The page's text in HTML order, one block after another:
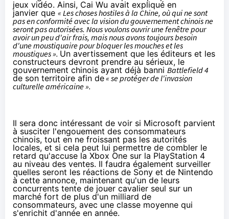
jeux vidéo. Ainsi, Cai Wu avait expliqué en
janvier que « Les choses hostiles à la Chine, où qui ne sont
pas en conformité avec la vision du gouvernement chinois ne
seront pas autorisées. Nous voulons ouvrir une fenêtre pour
avoir un peu d'air frais, mais nous avons toujours besoin
d'une moustiquaire pour bloquer les mouches et les
moustiques». Un avertissement que les éditeurs et les
constructeurs devront prendre au sérieux, le
gouvernement chinois ayant déjà banni Battlefield 4
de son territoire afin de« se protéger de l'invasion
culturelle américaine ».
Il sera donc intéressant de voir si Microsoft parvient
à susciter l'engouement des consommateurs
chinois, tout en ne froissant pas les autorités
locales, et si cela peut lui permettre de combler le
retard qu'accuse la Xbox One sur la PlayStation 4
au niveau des ventes. Il faudra également surveiller
quelles seront les réactions de Sony et de Nintendo
à cette annonce, maintenant qu'un de leurs
concurrents tente de jouer cavalier seul sur un
marché fort de plus d'un milliard de
consommateurs, avec une classe moyenne qui
s'enrichit d'année en année.